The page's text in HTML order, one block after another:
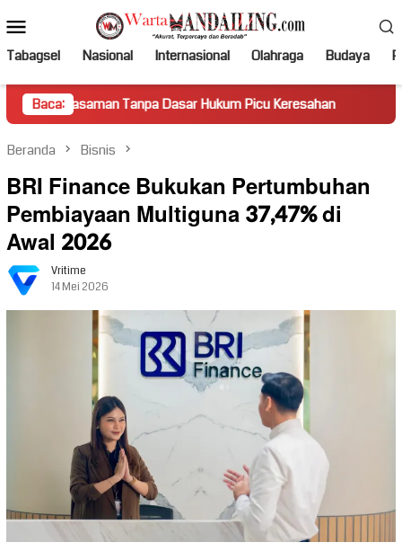
ke
kontenMobile
Tabagsel Nasional Internasional Olahraga Budaya
Baca:
Tanpa Dasar Hukum Picu Keresahan Truk Miring
Beranda Bisnis
BRI Finance Bukukan Pertumbuhan
Pembiayaan Multiguna 37,47% di
Awal 2026
Vritime
14 Mei 2026